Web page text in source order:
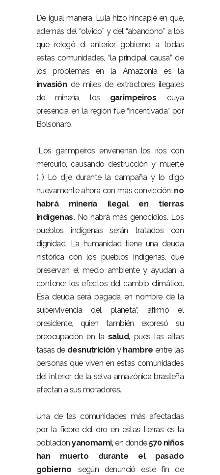
De igual manera, Lula hizo hincapié en que,
además del “olvido” y del “abandono” a los
que relegó el anterior gobierno a todas
estas comunidades, “la principal causa” de
los problemas en la Amazonia es la
invasión de miles de extractores ilegales
de minería, los garimpeiros, cuya
presencia en la región fue “incentivada” por
Bolsonaro.
“Los garimpeiros envenenan los ríos con
mercurio, causando destrucción y muerte
(…) Lo dije durante la campaña y lo digo
nuevamente ahora con más convicción: no
habrá minería ilegal en tierras
indígenas.No habrá más genocidios. Los
pueblos indígenas serán tratados con
dignidad. La humanidad tiene una deuda
histórica con los pueblos indígenas, que
preservan el medio ambiente y ayudan a
contener los efectos del cambio climático.
Esa deuda será pagada en nombre de la
supervivencia del planeta”, afirmó el
presidente, quien también expresó su
preocupación en lasalud,pues las altas
tasas de desnutrición y hambre entre las
personas que viven en estas comunidades
del interior de la selva amazónica brasileña
afectan a sus moradores.
Una de las comunidades más afectadas
por la fiebre del oro en estas tierras es la
poblaciónyanomami,en donde570 niños
han muerto durante el pasado
gobierno, según denunció este fin de